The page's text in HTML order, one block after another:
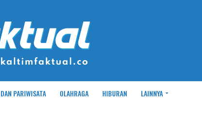
PARIWISATA OLAHRAGA HIBURAN LAINNYA